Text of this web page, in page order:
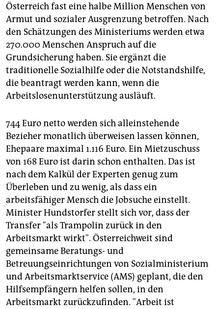
Österreich fast eine halbe Million Menschen von
Armut und sozialer Ausgrenzung betroffen. Nach
den Schätzungen des Ministeriums werden etwa
270.000 Menschen Anspruch auf die
Grundsicherung haben. Sie ergänzt die
traditionelle Sozialhilfe oder die Notstandshilfe,
die beantragt werden kann, wenn die
Arbeitslosenunterstützung ausläuft.
744 Euro netto werden sich alleinstehende
Bezieher monatlich überweisen lassen können,
Ehepaare maximal 1.116 Euro. Ein Mietzuschuss
von 168 Euro ist darin schon enthalten. Das ist
nach dem Kalkül der Experten genug zum
Überleben und zu wenig, als dass ein
arbeitsfähiger Mensch die Jobsuche einstellt.
Minister Hundstorfer stellt sich vor, dass der
Transfer "als Trampolin zurück in den
Arbeitsmarkt wirkt". Österreichweit sind
gemeinsame Beratungs- und
Betreuungseinrichtungen von Sozialministerium
und Arbeitsmarktservice (AMS) geplant, die den
Hilfsempfängern helfen sollen, in den
Arbeitsmarkt zurückzufinden. "Arbeit ist